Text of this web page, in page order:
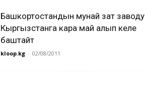
|
Башкортостандын мунай зат заводу
Кыргызстанга кара май алып келе
баштайт
kloop.kg - 02/08/2011